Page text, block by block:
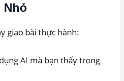
Nhỏ
giao bài thực hành:
AI mà bạn thấy trong